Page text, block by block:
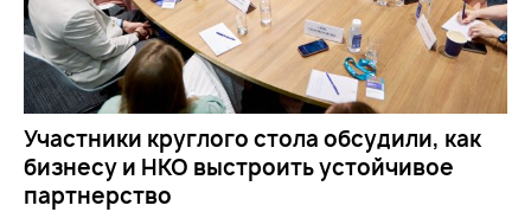
Участники круглого стола обсудили, как
бизнесу и НКО выстроить устойчивое
партнерство